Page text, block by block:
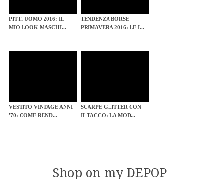
PITTI UOMO 2016: IL
MIO LOOK MASCHI...
TENDENZA BORSE
PRIMAVERA 2016: LE I...
VESTITO VINTAGE ANNI
'70: COME REND...
SCARPE GLITTER CON
IL TACCO: LA MOD...
Shop on my DEPOP